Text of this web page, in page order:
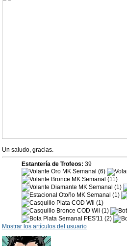
Un saludo, gracias.
Estantería de Trofeos: 39
Mostrar los artículos del usuario